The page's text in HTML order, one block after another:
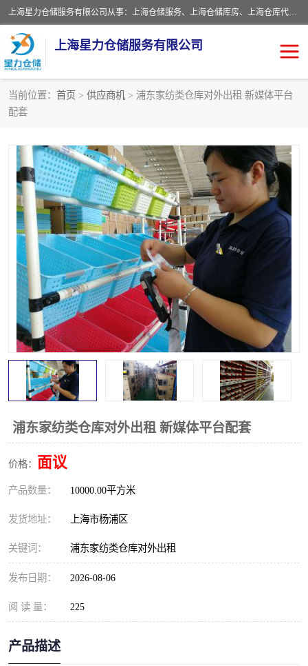
上海星力仓储服务有限公司从事：上海仓储服务、上海仓储库房、上海仓库代运营、上海仓库对外出租、上海仓库外包、上海三方仓储、上海电商仓储代发、上海电商代发货仓库、上海托管仓库、上海仓储配送。上海星力仓储服务有限公司现在拥有100个分仓、10万余平方的标准库房，精炼员工几百名，与几千家客户合作，公司已跻身上海仓储行业前列。欢迎来电咨询！
上海星力仓储服务有限公司
当前位置： 首页 > 供应商机 > 浦东家纺类仓库对外出租 新媒体平台
配套
浦东家纺类仓库对外出租 新媒体平台配套
价格： 面议
产品数量： 10000.00平方米
发货地址： 上海市杨浦区
关键词： 浦东家纺类仓库对外出租
发布日期： 2026-08-06
阅 读 量： 225
产品描述
上海仓库对外出租
上海仓储配送 上海仓库外包
上海仓库代运营 上海托管仓库
上海第三方仓储 上海仓储服务
仓储 上海电商代发货仓库
上海托管仓库